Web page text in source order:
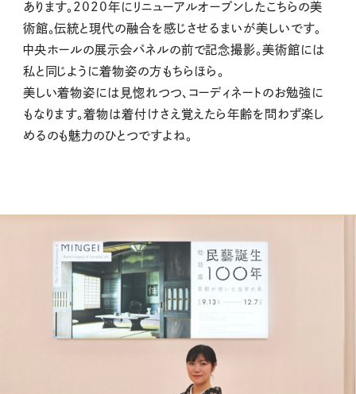
あります。2020年にリニューアルオープンしたこちらの美
術館。伝統と現代の融合を感じさせるまいが美しいです。
中央ホールの展示会パネルの前で記念撮影。美術館には
私と同じように着物姿の方もちらほら。
美しい着物姿には見惚れつつ、コーディネートのお勉強に
もなります。着物は着付けさえ覚えたら年齢を問わず楽し
めるのも魅力のひとつですよね。